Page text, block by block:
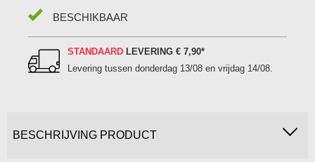
BESCHIKBAAR
STANDAARD LEVERING€ 7,90*
Levering tussendonderdag 13/08 en vrijdag 14/08.
BESCHRIJVING PRODUCT